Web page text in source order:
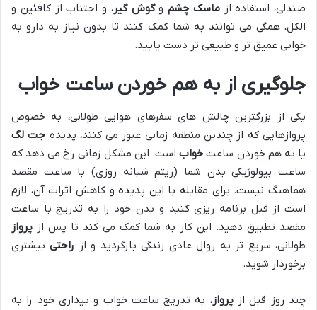
صندلی، استفاده ازماسک چشم وگوش گیر، و اجتناب از کافئین و
الکل، همگی می توانند به شما کمک کنند تا بدون نیاز به دارو به
خوابی عمیق تر و طبیعی تر دست یابید.
جلوگیری از به هم خوردن ساعت خواب
یکی از بزرگترین چالش های سفرهای هوایی طولانی، به خصوص
پروازهایی که از چندین منطقه زمانی عبور می کنند، پدیده جت لگ
یا به هم خوردن ساعت خواباست. این مشکل زمانی رخ می دهد که
ساعت بیولوژیکی بدن شما (ریتم شبانه روزی) با ساعت مقصد
هماهنگ نیست. برای مقابله با این پدیده و کاهش اثرات آن، لازم
است از قبل برنامه ریزی کنید و بدن خود را به تدریج با ساعت
مقصد تطبیق دهید. این کار به شما کمک می کند تا پس از پرواز
طولانی، سریع تر به روال عادی زندگی بازگردید و از راحتیبیشتری
برخوردار شوید.
چند روز قبل ازپرواز، به تدریج ساعت خواب و بیداری خود را به